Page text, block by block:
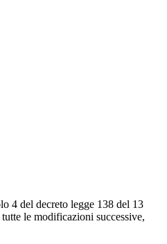
4 del decreto legge 138 del 13
le modificazioni successive,